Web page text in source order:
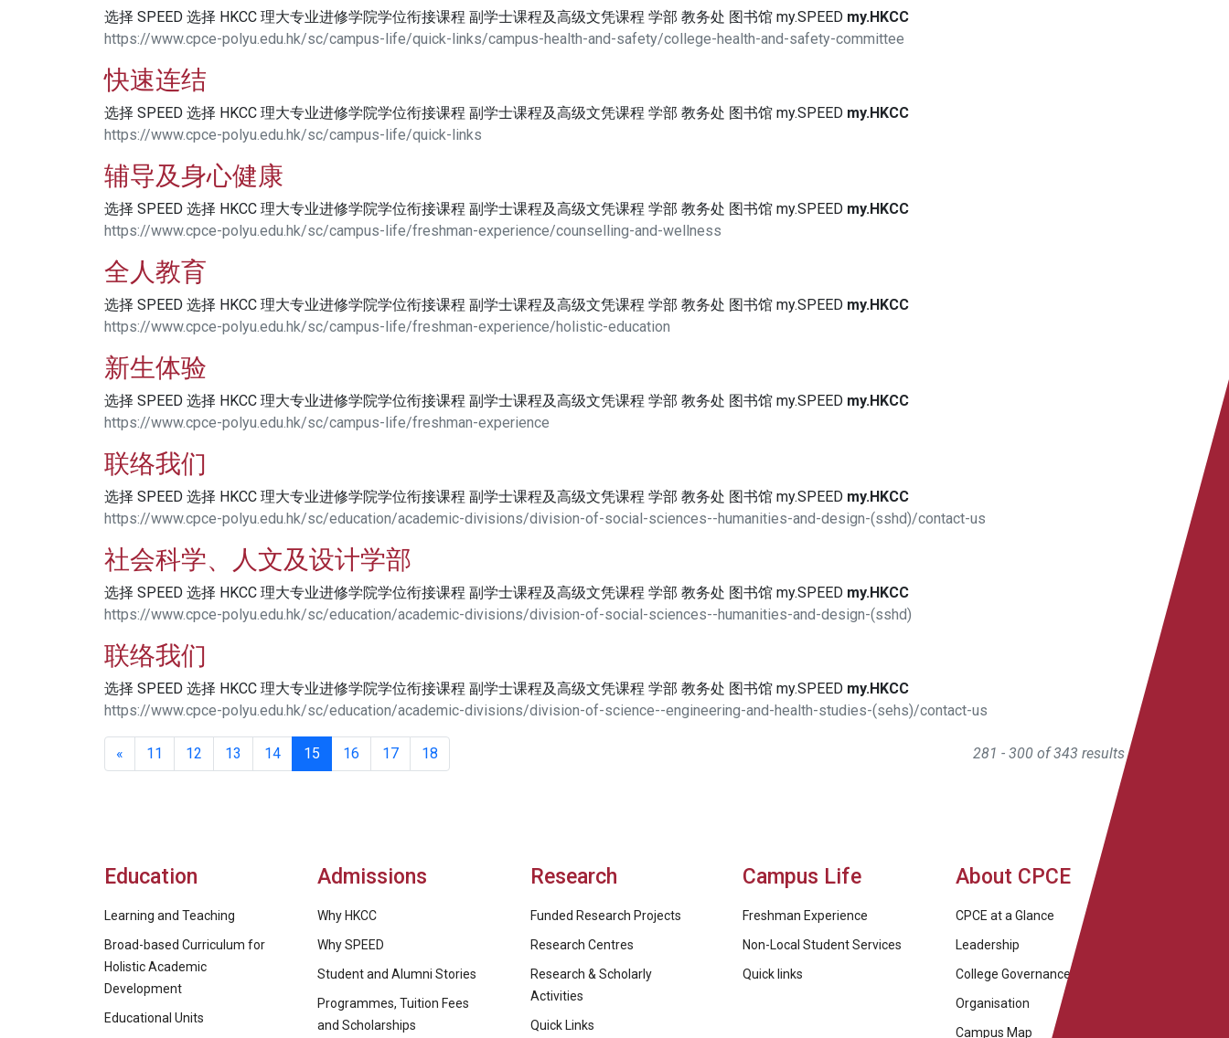
选择 SPEED 选择 HKCC 理大专业进修学院学位衔接课程 副学士课程及高级文凭课程 学部 教务处 图书馆 my.SPEED my.HKCC
https://www.cpce-polyu.edu.hk/sc/campus-life/quick-links/campus-health-and-safety/college-health-and-safety-committee
快速连结
选择 SPEED 选择 HKCC 理大专业进修学院学位衔接课程 副学士课程及高级文凭课程 学部 教务处 图书馆 my.SPEED my.HKCC
https://www.cpce-polyu.edu.hk/sc/campus-life/quick-links
辅导及身心健康
选择 SPEED 选择 HKCC 理大专业进修学院学位衔接课程 副学士课程及高级文凭课程 学部 教务处 图书馆 my.SPEED my.HKCC
https://www.cpce-polyu.edu.hk/sc/campus-life/freshman-experience/counselling-and-wellness
全人教育
选择 SPEED 选择 HKCC 理大专业进修学院学位衔接课程 副学士课程及高级文凭课程 学部 教务处 图书馆 my.SPEED my.HKCC
https://www.cpce-polyu.edu.hk/sc/campus-life/freshman-experience/holistic-education
新生体验
选择 SPEED 选择 HKCC 理大专业进修学院学位衔接课程 副学士课程及高级文凭课程 学部 教务处 图书馆 my.SPEED my.HKCC
https://www.cpce-polyu.edu.hk/sc/campus-life/freshman-experience
联络我们
选择 SPEED 选择 HKCC 理大专业进修学院学位衔接课程 副学士课程及高级文凭课程 学部 教务处 图书馆 my.SPEED my.HKCC
https://www.cpce-polyu.edu.hk/sc/education/academic-divisions/division-of-social-sciences--humanities-and-design-(sshd)/contact-us
社会科学、人文及设计学部
选择 SPEED 选择 HKCC 理大专业进修学院学位衔接课程 副学士课程及高级文凭课程 学部 教务处 图书馆 my.SPEED my.HKCC
https://www.cpce-polyu.edu.hk/sc/education/academic-divisions/division-of-social-sciences--humanities-and-design-(sshd)
联络我们
选择 SPEED 选择 HKCC 理大专业进修学院学位衔接课程 副学士课程及高级文凭课程 学部 教务处 图书馆 my.SPEED my.HKCC
https://www.cpce-polyu.edu.hk/sc/education/academic-divisions/division-of-science--engineering-and-health-studies-(sehs)/contact-us
« 11 12 13 14 15 16 17 18 281 - 300 of 343 results
Education
Learning and Teaching
Broad-based Curriculum for
Holistic Academic
Development
Educational Units
Admissions
Why HKCC
Why SPEED
Student and Alumni Stories
Programmes, Tuition Fees
and Scholarships
Research
Funded Research Projects
Research Centres
Research & Scholarly
Activities
Quick Links
Campus Life
Freshman Experience
Non-Local Student Services
Quick links
About CPCE
CPCE at a Glance
Leadership
College Governance
Organisation
Campus Map